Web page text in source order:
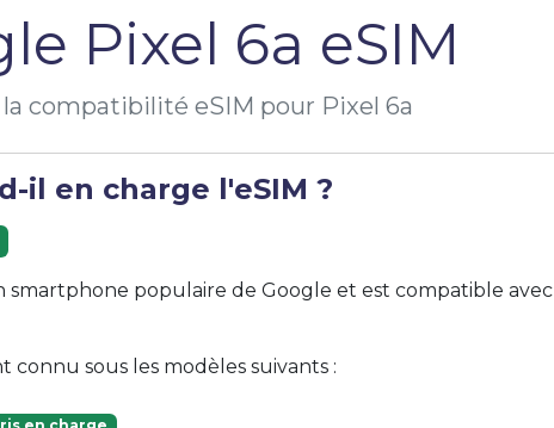
Pixel 6a eSIM
compatibilité eSIM pour Pixel 6a
il en charge l'eSIM ?
smartphone populaire de Google et est compatible avec
connu sous les modèles suivants :